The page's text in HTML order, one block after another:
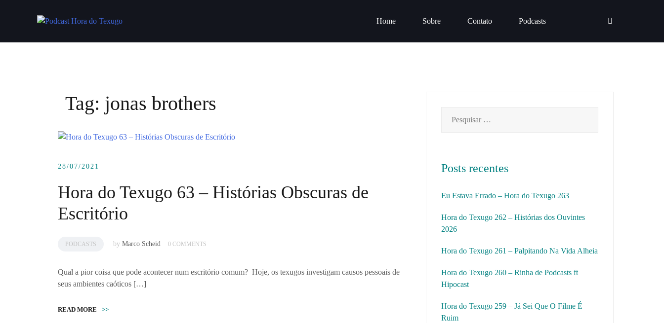
Home Sobre Contato Podcasts
Tag: jonas brothers
28/07/2021
Hora do Texugo 63 – Histórias Obscuras de
Escritório
PODCASTS by Marco Scheid 0 COMMENTS
Qual a pior coisa que pode acontecer num escritório comum? Hoje, os texugos investigam causos pessoais de
seus ambientes caóticos […]
READ MORE >>
por:
Posts recentes
Eu Estava Errado – Hora do Texugo 263
Hora do Texugo 262 – Histórias dos Ouvintes
2026
Hora do Texugo 261 – Palpitando Na Vida Alheia
Hora do Texugo 260 – Rinha de Podcasts ft
Hipocast
Hora do Texugo 259 – Já Sei Que O Filme É
Ruim